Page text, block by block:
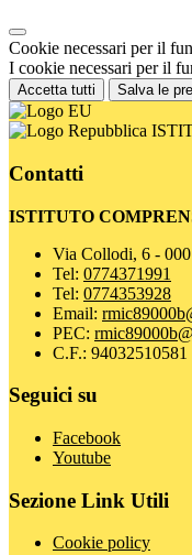
Cookie necessari per il
I cookie necessari per il
Accetta tutti Salva le
Contatti
ISTITUTO
Via Collodi, 6 -
Tel: 0774371991
Tel: 0774353928
Email:
PEC:
C.F.: 94032510581
Seguici su
Facebook
Youtube
Sezione Link Utili
Cookie policy